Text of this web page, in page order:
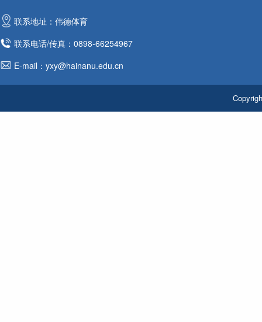
联系地址：伟德体育
联系电话/传真：0898-66254967
E-mail：yxy@hainanu.edu.cn